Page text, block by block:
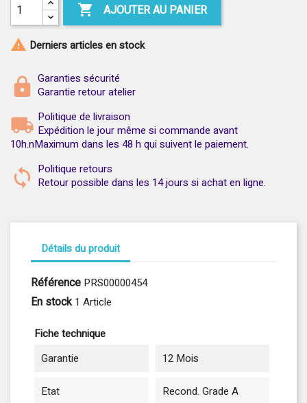
 AJOUTER AU PANIER
 Derniers articles en stock
Garanties sécurité
Garantie retour atelier
Politique de livraison
Expédition le jour même si commande avant
10h.nMaximum dans les 48 h qui suivent le paiement.
Politique retours
Retour possible dans les 14 jours si achat en ligne.
Détails du produit
Référence PRS00000454
En stock 1 Article
Fiche technique
Garantie
12 Mois
Etat Recond. Grade A